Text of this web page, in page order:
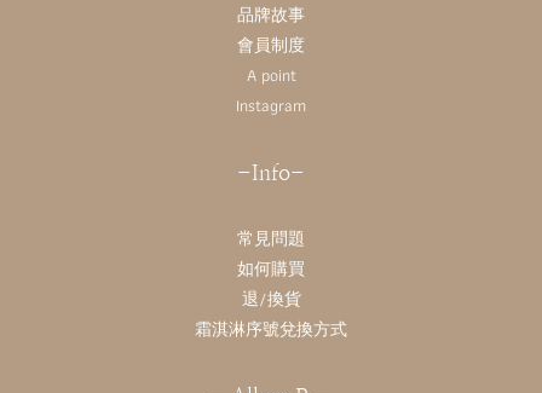
品牌故事
會員制度
A point
Instagram
-Info-
常見問題
如何購買
退/換貨
霜淇淋序號兌換方式